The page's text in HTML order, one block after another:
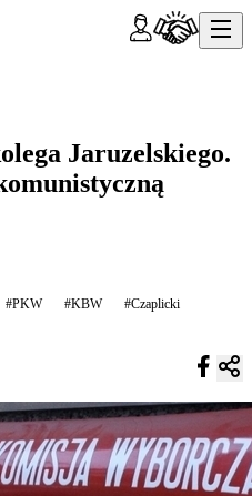
Jaruzelskiego.
#PKW #KBW
#Czaplicki